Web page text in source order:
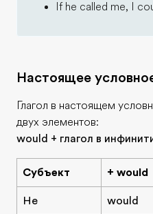
If he called me, I
Настоящее
Глагол в настоящем
двух элементов:
would + глагол в
Субъект + would
He would